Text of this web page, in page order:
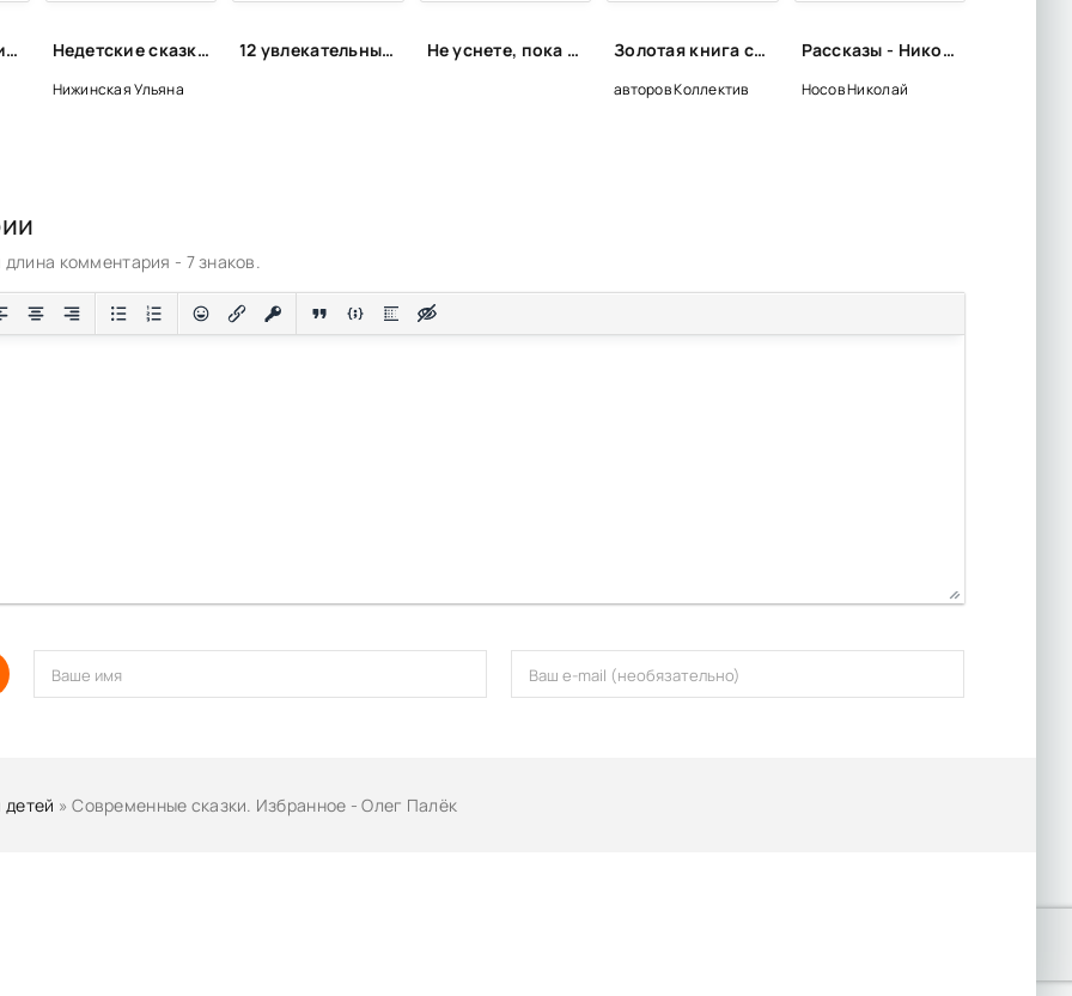
Терапевтические сказки для детей! Недетские сказки о смерти, сексе и конце света. Смыслы известных народных текстов - Ульяна Нижинская
Нижинская Ульяна
12 увлекательных детективов и триллеров для осеннего чтения. Обещают, что от них не оторваться: остросюжетные новинки осени Не уснете, пока не дочитаете: 15 книг для запойного чтения Золотая книга сказок всех стран и народов
авторов Коллектив
Рассказы - Николай Носов
Носов Николай
комментария - 7 знаков.
» Современные сказки. Избранное - Олег Палёк